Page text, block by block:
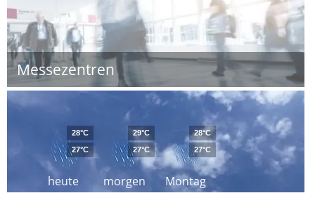
Messezentren
heute
28°C
27°C
morgen
29°C
27°C
Montag
28°C
27°C